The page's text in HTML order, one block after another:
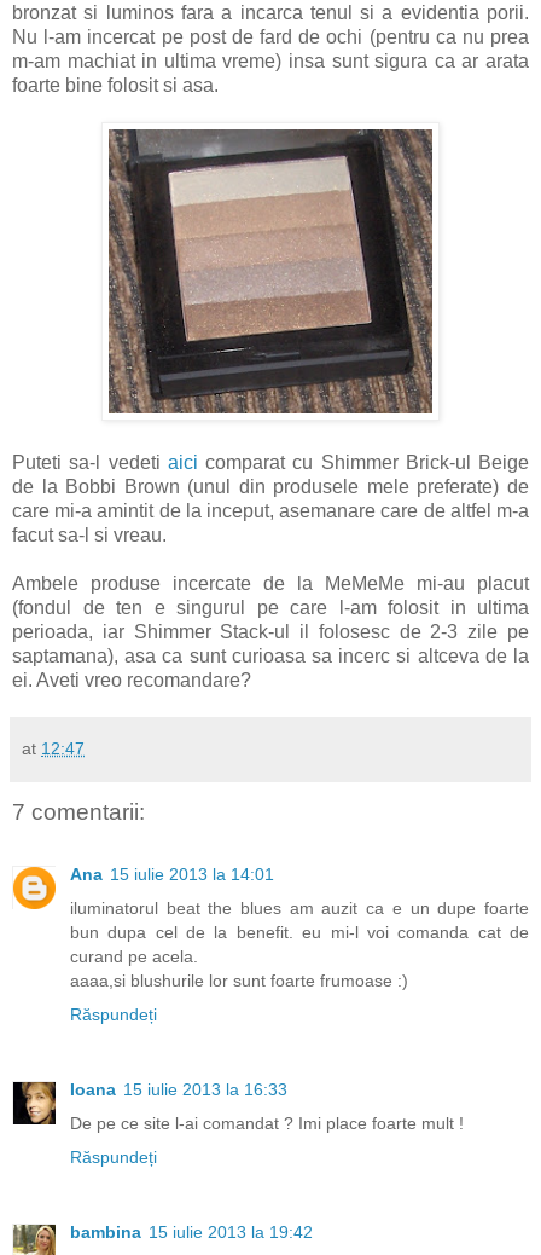
bronzat si luminos fara a incarca tenul si a evidentia porii.
Nu l-am incercat pe post de fard de ochi (pentru ca nu prea
m-am machiat in ultima vreme) insa sunt sigura ca ar arata
foarte bine folosit si asa.
Puteti sa-l vedeti aici comparat cu Shimmer Brick-ul Beige
de la Bobbi Brown (unul din produsele mele preferate) de
care mi-a amintit de la inceput, asemanare care de altfel m-a
facut sa-l si vreau.
Ambele produse incercate de la MeMeMe mi-au placut
(fondul de ten e singurul pe care l-am folosit in ultima
perioada, iar Shimmer Stack-ul il folosesc de 2-3 zile pe
saptamana), asa ca sunt curioasa sa incerc si altceva de la
ei. Aveti vreo recomandare?
at 12:47
7 comentarii:
Ana 15 iulie 2013 la 14:01
iluminatorul beat the blues am auzit ca e un dupe foarte
bun dupa cel de la benefit. eu mi-l voi comanda cat de
curand pe acela.
aaaa,si blushurile lor sunt foarte frumoase :)
Răspundeți
Ioana 15 iulie 2013 la 16:33
De pe ce site l-ai comandat ? Imi place foarte mult !
Răspundeți
bambina 15 iulie 2013 la 19:42